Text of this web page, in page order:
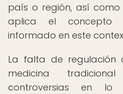
país o región, así
aplica el concepto
informado en este
La falta de
medicina
controversias en